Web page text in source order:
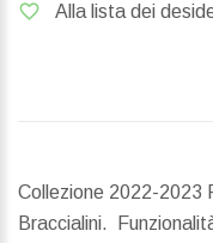
Alla lista dei
Collezione 2022-
Braccialini.